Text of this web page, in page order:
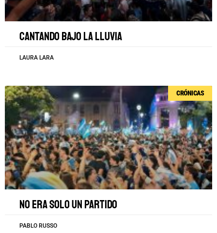
Cantando bajo la lluvia
LAURA LARA
CRÓNICAS
No era solo un partido
PABLO RUSSO